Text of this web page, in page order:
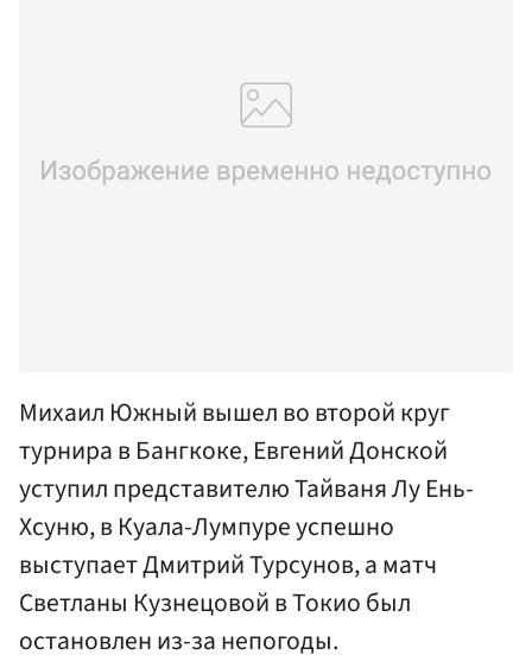
Михаил Южный вышел во второй круг
турнира в Бангкоке, Евгений Донской
уступил представителю Тайваня Лу Ень-
Хсуню, в Куала-Лумпуре успешно
выступает Дмитрий Турсунов, а матч
Светланы Кузнецовой в Токио был
остановлен из-за непогоды.